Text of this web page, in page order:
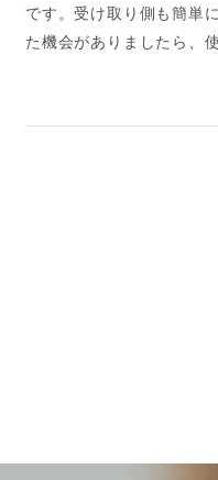
です。受け取り側も簡単
た機会がありましたら、